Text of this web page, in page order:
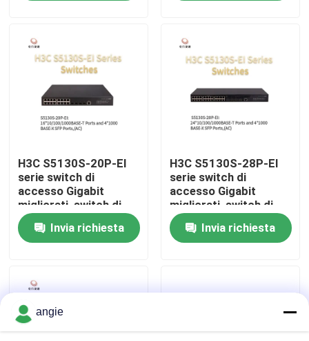
Visita alla fabbrica
Controllo della qualità
Contattaci
Notizie
Casi
VR Show
Server di stoccaggio di scaffale
H3C S5130S-20P-EI
serie switch di
accesso Gigabit
migliorati, switch di
dati di rete, switch di
rete intelligente
Invia richiesta
H3C S5130S-28P-EI
serie switch di
accesso Gigabit
migliorati, switch di
dati di rete, switch di
rete intelligente
Invia richiesta
angie